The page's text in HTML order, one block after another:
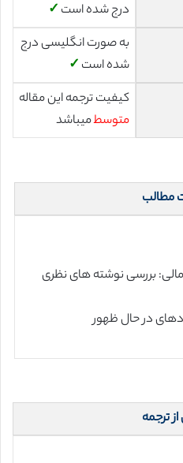
درج شده است ✓
به صورت انگلیسی درج
شده است ✓
کیفیت ترجمه این مقاله
متوسطمیباشد
مطالب
ترجمه